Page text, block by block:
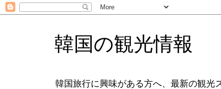
韓国の観光情報
韓国旅行に興味がある方へ、最新の観光